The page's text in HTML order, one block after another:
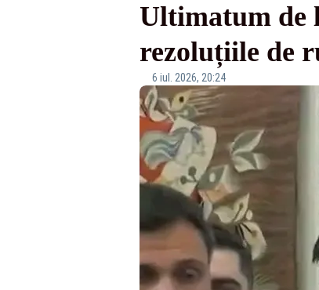
Ultimatum de
rezoluțiile de
6 iul. 2026, 20:24